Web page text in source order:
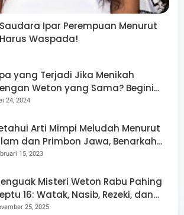
saudara ipar perempuan menurut
banyak makna. Kamu harus
Ipar Perempuan Menurut
Waspada!
yang Terjadi Jika Menikah
Weton yang Sama? Begini
Menurut Primbon
24, 2024
Arti Mimpi Meludah Menurut
dan Primbon Jawa, Benarkah
Kesuksesan?
15, 2023
Misteri Weton Rabu Pahing
16: Watak, Nasib, Rezeki, dan
Menurut Primbon Jawa Kuno
25, 2025